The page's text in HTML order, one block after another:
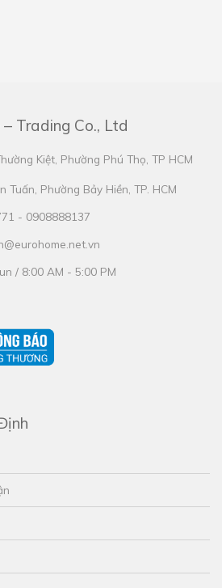
Trading Co., Ltd
Kiệt, Phường Phú Thọ, TP HCM
Tuấn, Phường Bảy Hiền, TP. HCM
- 0908888137
/ 8:00 AM - 5:00 PM